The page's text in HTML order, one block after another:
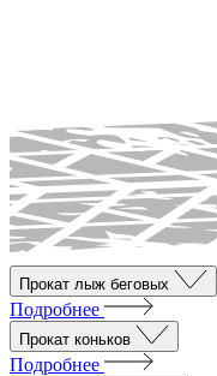
Прокат лыж беговых
Подробнее
Прокат коньков
Подробнее